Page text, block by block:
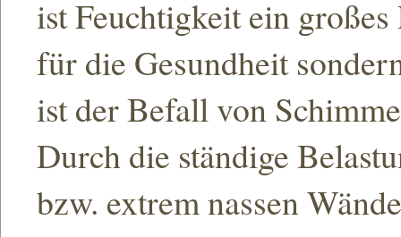
ist Feuchtigkeit ein
für die Gesundheit
ist der Befall von
Durch die ständige
bzw. extrem nassen